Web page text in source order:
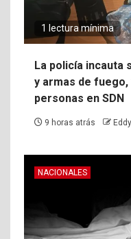
1 lectura mínima
La policía
y armas de
personas en SDN
9 horas atrás
NACIONALES